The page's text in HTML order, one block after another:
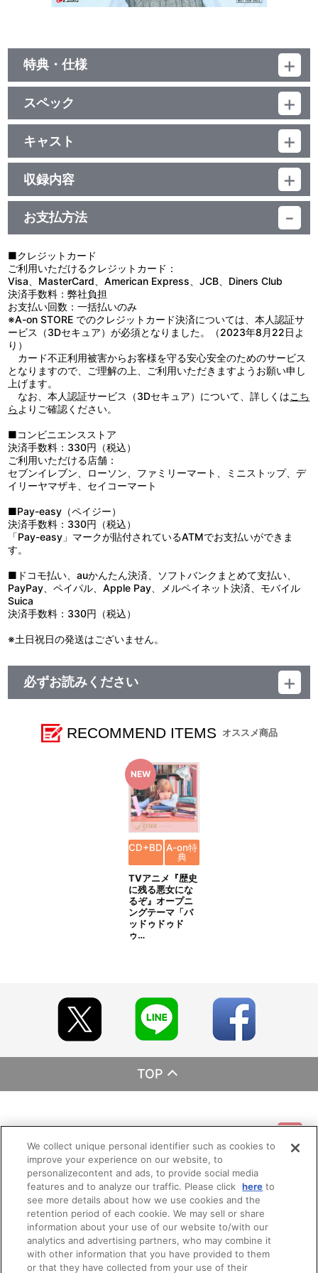
特典・仕様
他、仕様
描き下ろしイラスト長帯
スペック
品番：LACM-24638
ジャンル：国内アニメ音楽
シングル
／15分
キャスト
Liyuu
収録内容
お支払方法
■クレジットカード
ご利用いただけるクレジットカード：
Visa、MasterCard、American Express、JCB、Diners Club
決済手数料：弊社負担
お支払い回数：一括払いのみ
※A-on STORE でのクレジットカード決済については、本人認証サ
ービス（3Dセキュア）が必須となりました。（2023年8月22日よ
り）
カード不正利用被害からお客様を守る安心安全のためのサービス
となりますので、ご理解の上、ご利用いただきますようお願い申し
上げます。
なお、本人認証サービス（3Dセキュア）について、詳しくはこち
ら よりご確認ください。
■コンビニエンスストア
決済手数料：330円（税込）
ご利用いただける店舗：
セブンイレブン、ローソン、ファミリーマート、ミニストップ、デ
イリーヤマザキ、セイコーマート
■Pay-easy（ペイジー）
決済手数料：330円（税込）
「Pay-easy」マークが貼付されているATMでお支払いができま
す。
■ドコモ払い、auかんたん決済、ソフトバンクまとめて支払い、
PayPay、ペイパル、Apple Pay、メルペイネット決済、モバイル
Suica
決済手数料：330円（税込）
※土日祝日の発送はございません。
必ずお読みください
販売元 (株)バンダイナムコフィルムワークス
RECOMMEND ITEMS オススメ商品
CD+BD A-on特
典
TVアニメ『歴史
に残る悪女にな
るぞ』オープニ
ングテーマ「バ
ッドゥドゥド
ゥ…
TOP
利用規約 特定商取引法に基づく表示 プライバシーポリシー
プライバシーオプション 会社概要
ご利用情報
ご利用ガイド サイトマップ お問い合わせ 推奨環境
Do Not Sell or Share My Personal Information
会員メニュー
ログイン 会員規約 新規会員登録
その他のご案内
We collect unique personal identifier such as cookies to
improve your experience on our website, to
personalizecontent and ads, to provide social media
features and to analyze our traffic. Please click here to
see more details about how we use cookies and the
retention period of each cookie. We may sell or share
information about your use of our website to/with our
analytics and advertising partners, who may combine it
with other information that you have provided to them
or that they have collected from your use of their